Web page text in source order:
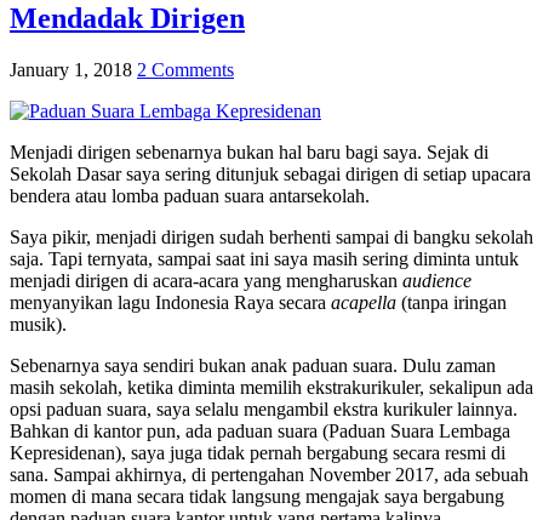
Mendadak Dirigen
January 1, 2018 2 Comments
Menjadi dirigen sebenarnya bukan hal baru bagi saya. Sejak di
Sekolah Dasar saya sering ditunjuk sebagai dirigen di setiap upacara
bendera atau lomba paduan suara antarsekolah.
Saya pikir, menjadi dirigen sudah berhenti sampai di bangku sekolah
saja. Tapi ternyata, sampai saat ini saya masih sering diminta untuk
menjadi dirigen di acara-acara yang mengharuskan audience
menyanyikan lagu Indonesia Raya secara acapella (tanpa iringan
musik).
Sebenarnya saya sendiri bukan anak paduan suara. Dulu zaman
masih sekolah, ketika diminta memilih ekstrakurikuler, sekalipun ada
opsi paduan suara, saya selalu mengambil ekstra kurikuler lainnya.
Bahkan di kantor pun, ada paduan suara (Paduan Suara Lembaga
Kepresidenan), saya juga tidak pernah bergabung secara resmi di
sana. Sampai akhirnya, di pertengahan November 2017, ada sebuah
momen di mana secara tidak langsung mengajak saya bergabung